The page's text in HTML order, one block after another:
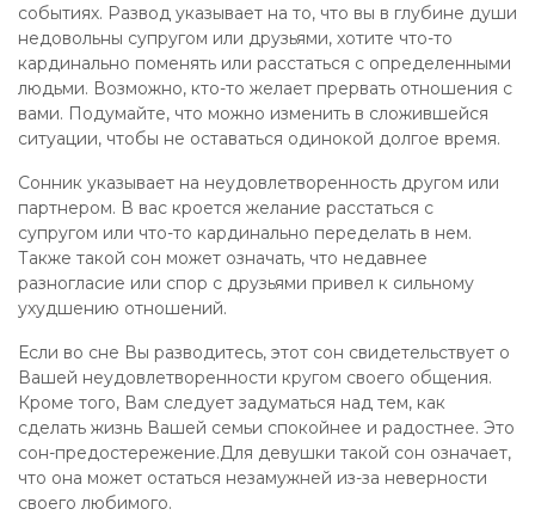
событиях. Развод указывает на то, что вы в глубине души
недовольны супругом или друзьями, хотите что-то
кардинально поменять или расстаться с определенными
людьми. Возможно, кто-то желает прервать отношения с
вами. Подумайте, что можно изменить в сложившейся
ситуации, чтобы не оставаться одинокой долгое время.
Сонник указывает на неудовлетворенность другом или
партнером. В вас кроется желание расстаться с
супругом или что-то кардинально переделать в нем.
Также такой сон может означать, что недавнее
разногласие или спор с друзьями привел к сильному
ухудшению отношений.
Если во сне Вы разводитесь, этот сон свидетельствует о
Вашей неудовлетворенности кругом своего общения.
Кроме того, Вам следует задуматься над тем, как
сделать жизнь Вашей семьи спокойнее и радостнее. Это
сон-предостережение.Для девушки такой сон означает,
что она может остаться незамужней из-за неверности
своего любимого.